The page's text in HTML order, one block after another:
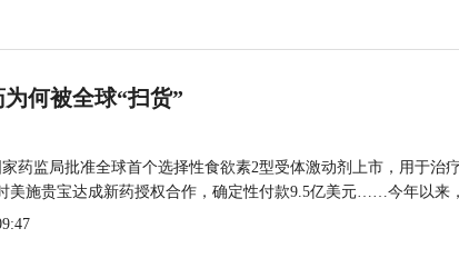
为何被全球“扫货”
药监局批准全球首个选择性食欲素2型受体激动剂上市，用于治
美施贵宝达成新药授权合作，确定性付款9.5亿美元……今年以来